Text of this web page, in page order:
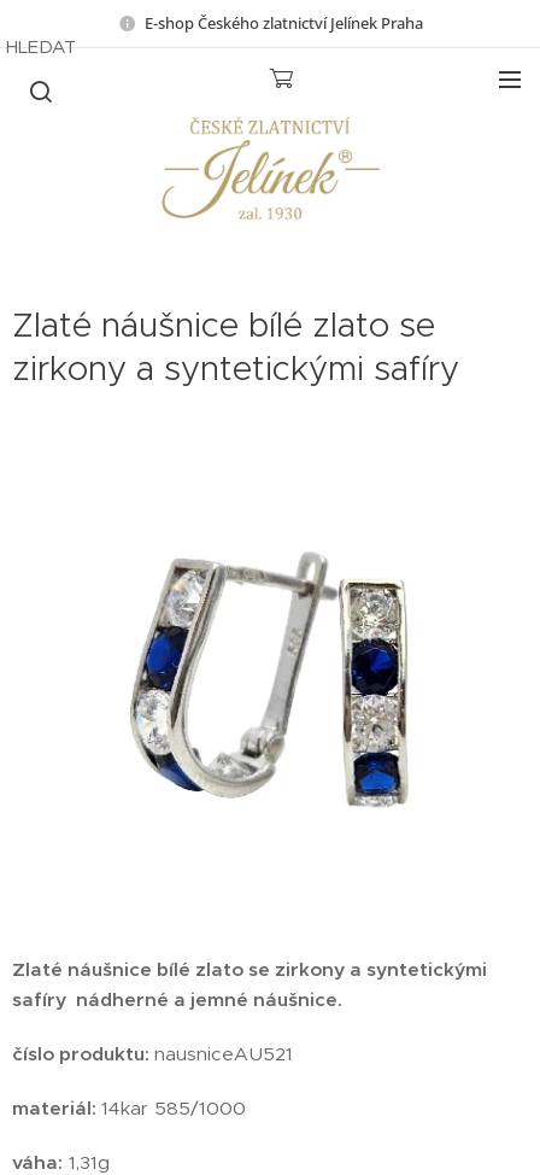
E-shop Českého zlatnictví Jelínek Praha
HLEDAT
Zlaté náušnice bílé zlato se
zirkony a syntetickými safíry
Zlaté náušnice bílé zlato se zirkony a syntetickými
safíry nádherné a jemné náušnice.
číslo produktu: nausniceAU521
materiál: 14kar 585/1000
váha: 1,31g